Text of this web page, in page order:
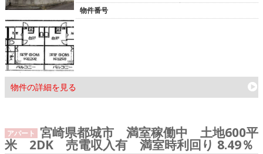
物件の詳細を見る
物件番号
アパート 宮崎県都城市 満室稼働中 土地600平
米 2DK 売電収入有 満室時利回り 8.49％